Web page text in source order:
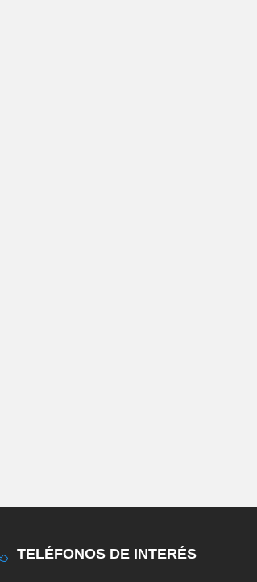
TELÉFONOS DE INTERÉS